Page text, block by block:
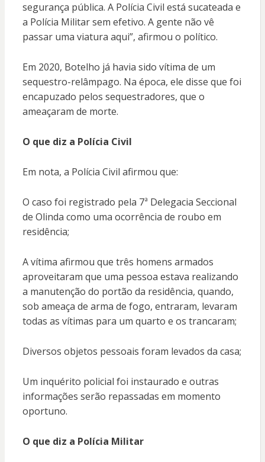
segurança pública. A Polícia Civil está sucateada e
a Polícia Militar sem efetivo. A gente não vê
passar uma viatura aqui”, afirmou o político.
Em 2020, Botelho já havia sido vítima de um
sequestro-relâmpago. Na época, ele disse que foi
encapuzado pelos sequestradores, que o
ameaçaram de morte.
O que diz a Polícia Civil
Em nota, a Polícia Civil afirmou que:
O caso foi registrado pela 7ª Delegacia Seccional
de Olinda como uma ocorrência de roubo em
residência;
A vítima afirmou que três homens armados
aproveitaram que uma pessoa estava realizando
a manutenção do portão da residência, quando,
sob ameaça de arma de fogo, entraram, levaram
todas as vítimas para um quarto e os trancaram;
Diversos objetos pessoais foram levados da casa;
Um inquérito policial foi instaurado e outras
informações serão repassadas em momento
oportuno.
O que diz a Polícia Militar